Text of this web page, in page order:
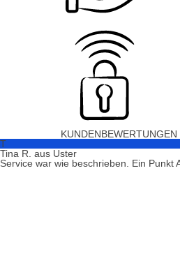
KUNDENBEWERTUNGEN
T
Tina R. aus Uster
Service war wie beschrieben. Ein